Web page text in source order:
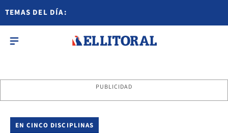
TEMAS DEL DÍA:
PUBLICIDAD
EN CINCO DISCIPLINAS